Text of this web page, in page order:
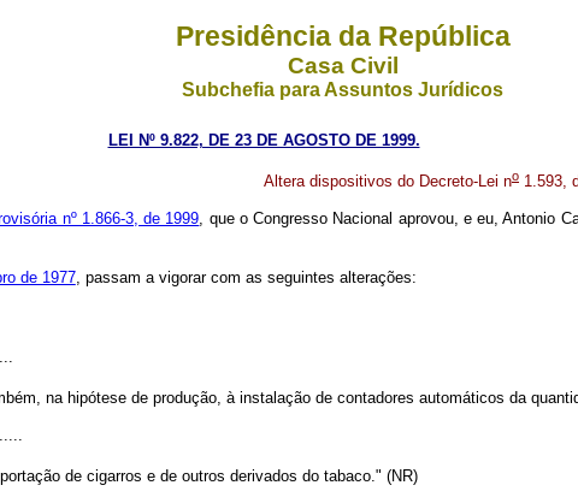
Presidência da República
Casa Civil
Subchefia para Assuntos Jurídicos
LEI Nº 9.822, DE 23 DE AGOSTO DE 1999.
Altera dispositivos do Decreto-Lei no 1.593,
nº 1.866-3, de 1999, que o Congresso Nacional aprovou, e eu, Antonio
de 1977, passam a vigorar com as seguintes alterações:
na hipótese de produção, à instalação de contadores automáticos da
de cigarros e de outros derivados do tabaco." (NR)